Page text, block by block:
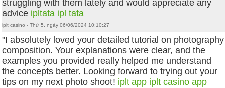
struggling with them lately and would appreciate any
advice ipltata ipl tata
iplt casino - Thứ 5, ngày 06/06/2024 10:10:27
"I absolutely loved your detailed tutorial on photography
composition. Your explanations were clear, and the
examples you provided really helped me understand
the concepts better. Looking forward to trying out your
tips on my next photo shoot! iplt app iplt casino app